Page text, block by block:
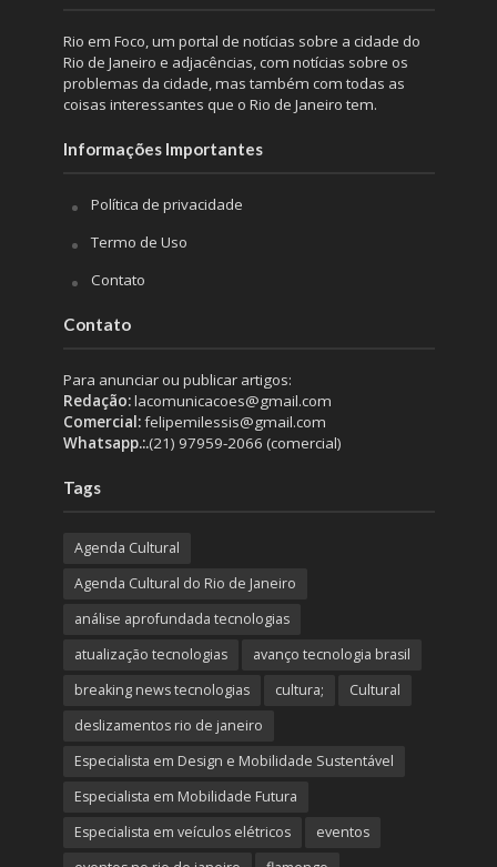
Rio em Foco, um portal de notícias sobre a cidade do
Rio de Janeiro e adjacências, com notícias sobre os
problemas da cidade, mas também com todas as
coisas interessantes que o Rio de Janeiro tem.
Informações Importantes
Política de privacidade
Termo de Uso
Contato
Contato
Para anunciar ou publicar artigos:
Redação:lacomunicacoes@gmail.com
Comercial:felipemilessis@gmail.com
Whatsapp.:.(21) 97959-2066 (comercial)
Tags
Agenda Cultural
Agenda Cultural do Rio de Janeiro
análise aprofundada tecnologias
atualização tecnologias
avanço tecnologia brasil
breaking news tecnologias
cultura;
Cultural
deslizamentos rio de janeiro
Especialista em Design e Mobilidade Sustentável
Especialista em Mobilidade Futura
Especialista em veículos elétricos
eventos